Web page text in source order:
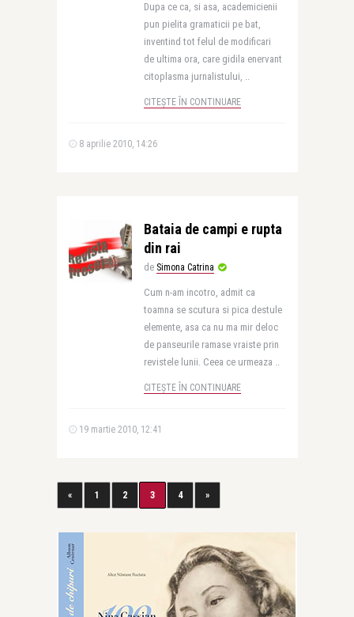
Dupa ce ca, si asa, academicienii
pun pielita gramaticii pe bat,
inventind tot felul de modificari
de ultima ora, care gidila enervant
citoplasma jurnalistului, ..
CITEȘTE ÎN CONTINUARE
8 aprilie 2010, 14:26
Bataia de campi e rupta
din rai
de Simona Catrina
Cum n-am incotro, admit ca
toamna se scutura si pica destule
elemente, asa ca nu ma mir deloc
de panseurile ramase vraiste prin
revistele lunii. Ceea ce urmeaza ..
CITEȘTE ÎN CONTINUARE
19 martie 2010, 12:41
« 1 2 3 4 »